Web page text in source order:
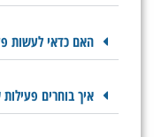
האם כדאי לעשות
איך בוחרים